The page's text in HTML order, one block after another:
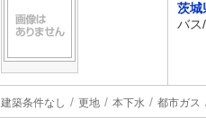
茨城
バス
建築条件なし 更地 本下水 都市ガス